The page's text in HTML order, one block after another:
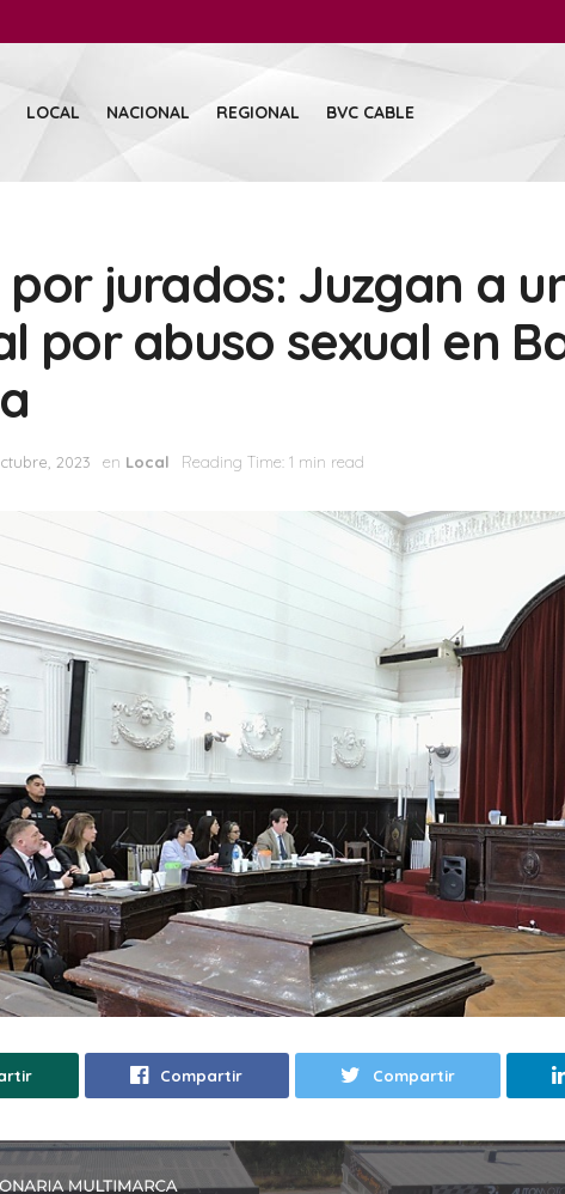
LOCAL NACIONAL REGIONAL BVC CABLE
por jurados: Juzgan a
por abuso sexual en
2023 en Local Reading Time: 1 min read
Compartir Compartir